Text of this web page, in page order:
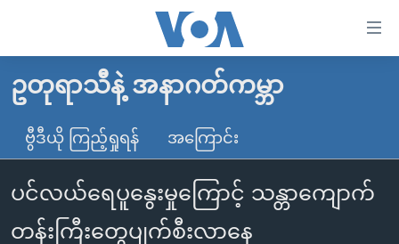
လွယ်ကူ
စေ
သည့်
Link
များ
ပင်မ
မူလစာမျက်နှာ
မြန်မာ
ကမ္ဘာ့သတင်းများ
နိုင်ငံတကာ
အမေရိကန်
ဗွီဒီယို
သတင်းလွတ်လပ်ခွင့်
ဥတုရာသီနဲ့ အနာဂတ်ကမ္ဘာ
ဗွီဒီယို ကြည့်ရှုရန် အကြောင်း
ပင်လယ်ရေပူနွေးမှုကြောင့် သန္တာကျောက်
တန်းကြီးတွေပျက်စီးလာနေ